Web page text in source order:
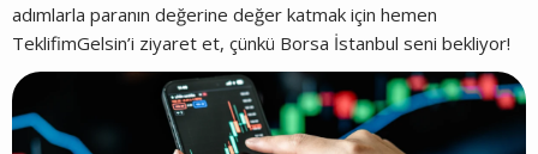
adımlarla paranın değerine değer katmak için hemen
TeklifimGelsin’i ziyaret et, çünkü Borsa İstanbul seni bekliyor!